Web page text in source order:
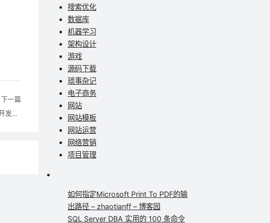
下一篇
Flex Help中用ActionScript进行高级可视化组件开发的专题翻译
搜索优化
数据库
机器学习
架构设计
游戏
源码下载
琐事杂记
电子商务
网站
网站模板
网站运营
网络营销
项目管理
如何指定Microsoft Print To PDF的输
出路径 – zhaotianff – 博客园
SQL Server DBA 实用的 100 条命令